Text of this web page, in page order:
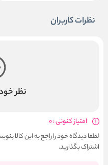
نظرات کاربران
نظر
امتیاز کنونی : 0
لطفا دیدگاه خود را راجع به این کالا
اشتراک بگذارید.